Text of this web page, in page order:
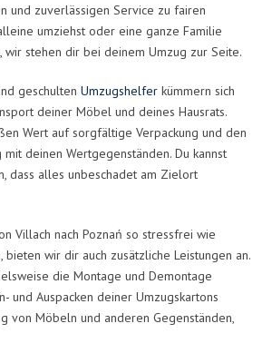
und zuverlässigen Service zu fairen
umziehst oder eine ganze Familie
wir stehen dir bei deinem Umzug zur Seite.
geschulten Umzugshelfer kümmern sich
deiner Möbel und deines Hausrats.
Wert auf sorgfältige Verpackung und den
deinen Wertgegenständen. Du kannst
dass alles unbeschadet am Zielort
Villach nach Poznań so stressfrei wie
wir dir auch zusätzliche Leistungen an.
die Montage und Demontage
und Auspacken deiner Umzugskartons
von Möbeln und anderen Gegenständen,